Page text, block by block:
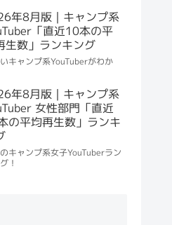
年8月版｜キャンプ系
「直近10本の平
生数」ランキング
キャンプ系YouTuberがわか
年8月版｜キャンプ系
女性部門「直近
の平均再生数」ランキ
キャンプ系女子YouTuberラン
！